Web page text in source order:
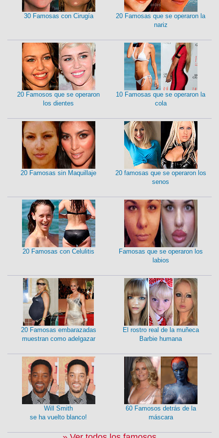
30 Famosas con Cirugía
20 Famosas que se operaron la
nariz
20 Famosos que se operaron
los dientes
10 Famosas que se operaron la
cola
20 Famosas sin Maquillaje
20 famosas que se operaron los
senos
20 Famosas con Celulitis
Famosas que se operaron los
labios
20 Famosas embarazadas
muestran como adelgazar
El rostro real de la muñeca
Barbie humana
Will Smith
se ha vuelto blanco!
60 Famosos detrás de la
máscara